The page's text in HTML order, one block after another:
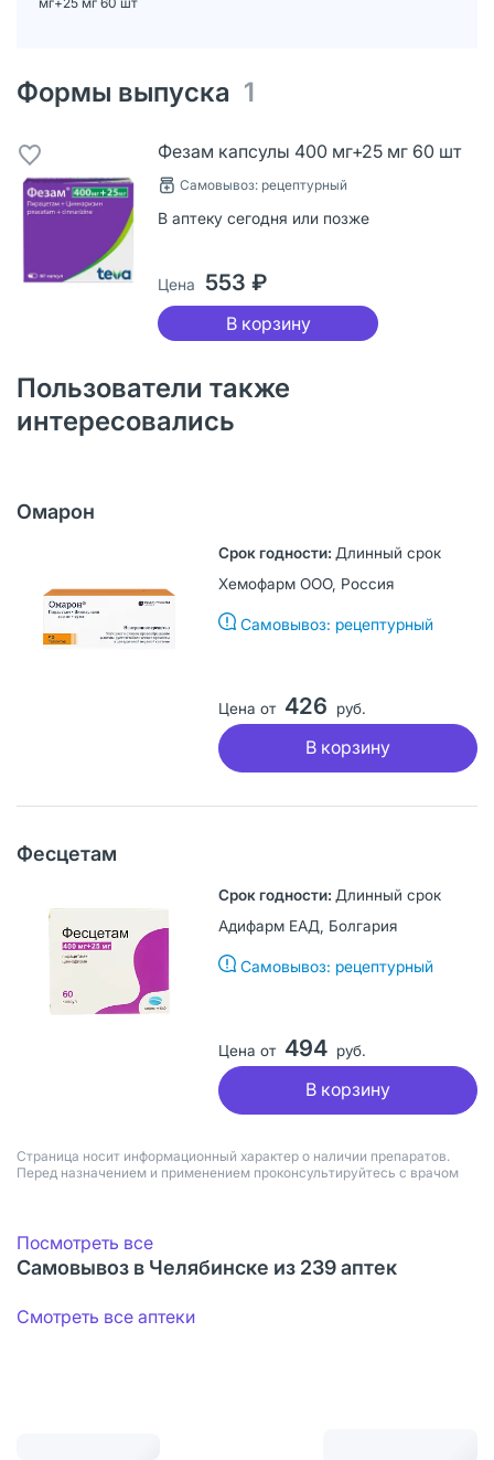
Формы выпуска 1
Фезам капсулы 400 мг+25 мг 60 шт
Самовывоз: рецептурный
В аптеку сегодня или позже
Цена 553 ₽
В корзину
Пользователи также
интересовались
Омарон
Длинный срок
Хемофарм ООО, Россия
Самовывоз: рецептурный
Цена от 426 руб.
В корзину
Фесцетам
Длинный срок
Адифарм ЕАД, Болгария
Самовывоз: рецептурный
Цена от 494 руб.
В корзину
Страница носит информационный характер о наличии препаратов.
Перед назначением и применением проконсультируйтесь с врачом
Посмотреть все
Самовывоз в Челябинске из 239 аптек
Смотреть все аптеки